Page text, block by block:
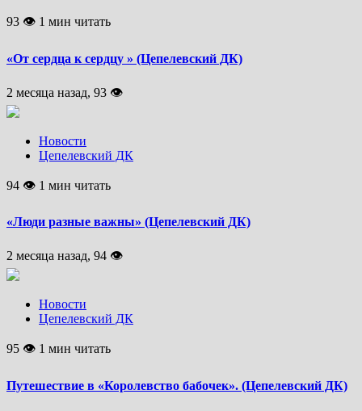
93 👁 1 мин читать
«От сердца к сердцу » (Цепелевский ДК)
2 месяца назад, 93 👁
Новости
Цепелевский ДК
94 👁 1 мин читать
«Люди разные важны» (Цепелевский ДК)
2 месяца назад, 94 👁
Новости
Цепелевский ДК
95 👁 1 мин читать
Путешествие в «Королевство бабочек». (Цепелевский ДК)